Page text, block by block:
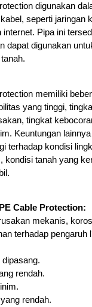
digunakan
seperti jaringan
internet. Pipa ini
dapat digunakan
memiliki
yang tinggi,
tingkat
Keuntungan
terhadap kondisi
kondisi tanah yang
Cable Protection:
mekanis,
terhadap pengaruh
dipasang.
rendah.
rendah.